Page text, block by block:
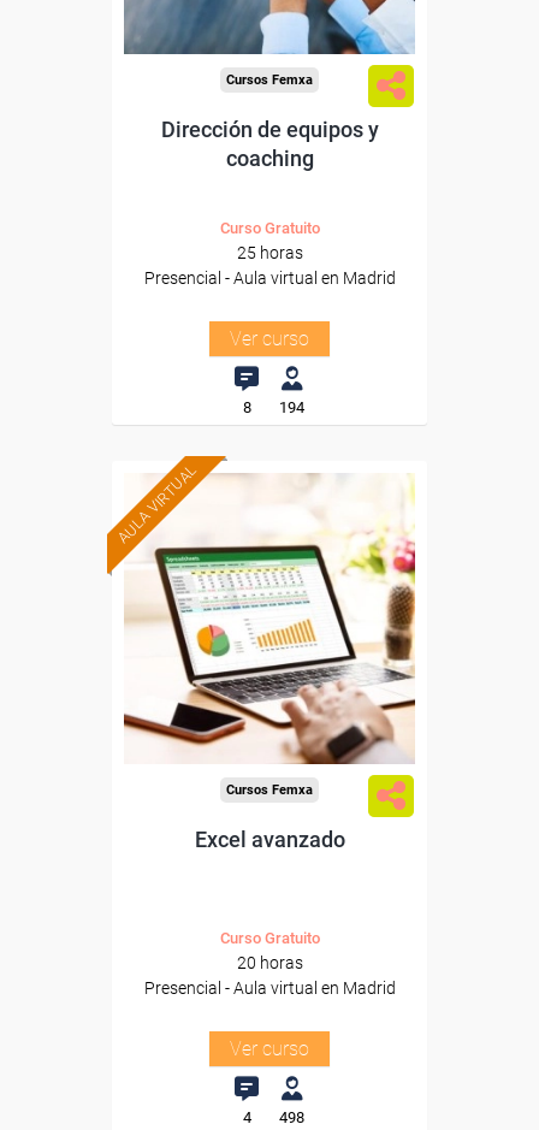
Cursos Femxa
Dirección de equipos y
coaching
Curso Gratuito
25 horas
Presencial - Aula virtual en Madrid
Ver curso
8 194
AULA VIRTUAL Formación 100%
subvencionada.
Para trabajadores y
autónomos de Madrid.
Para todos los sectores.
Cursos Femxa
Excel avanzado
Curso Gratuito
20 horas
Presencial - Aula virtual en Madrid
Ver curso
4 498